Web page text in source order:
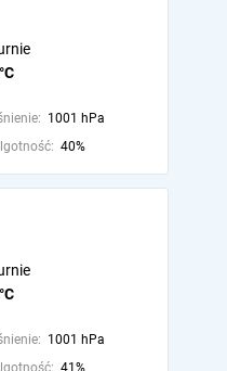
1001 hPa
40%
1001 hPa
41%